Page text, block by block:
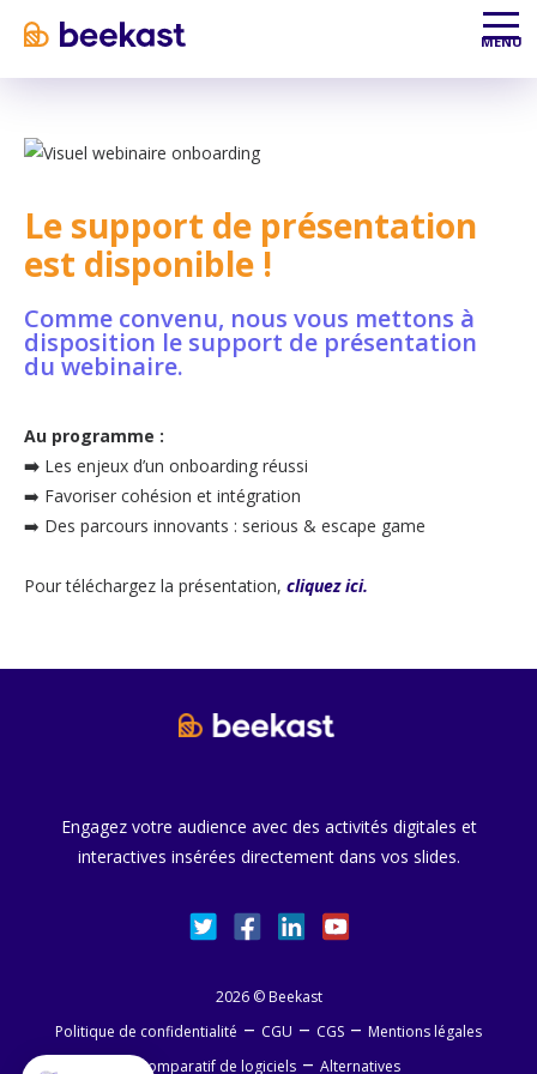
MENU
Le support de présentation
est disponible !
Comme convenu, nous vous mettons à
disposition le support de présentation
du webinaire.
Au programme :
➡️ Les enjeux d’un onboarding réussi
➡️ Favoriser cohésion et intégration
➡️ Des parcours innovants : serious & escape game
Pour téléchargez la présentation, cliquez ici.
Engagez votre audience avec des activités digitales et
interactives insérées directement dans vos slides.
2026©Beekast
Politique de confidentialité – CGU – CGS – Mentions légales
Comparatif de logiciels– Alternatives